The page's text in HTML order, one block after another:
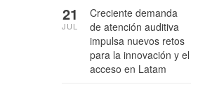
Creciente demanda
de atención auditiva
impulsa nuevos retos
para la innovación y el
acceso en Latam
21
JUL